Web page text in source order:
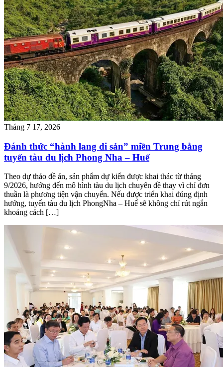
Tháng 7 17, 2026
Đánh thức “hành lang di sản” miền Trung bằng
tuyến tàu du lịch Phong Nha – Huế
Theo dự thảo đề án, sản phẩm dự kiến được khai thác từ tháng
9/2026, hướng đến mô hình tàu du lịch chuyên đề thay vì chỉ đơn
thuần là phương tiện vận chuyển. Nếu được triển khai đúng định
hướng, tuyến tàu du lịch PhongNha – Huế sẽ không chỉ rút ngắn
khoảng cách […]